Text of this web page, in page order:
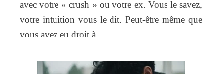
avec votre « crush » ou votre ex. Vous le savez,
votre intuition vous le dit. Peut-être même que
vous avez eu droit à…